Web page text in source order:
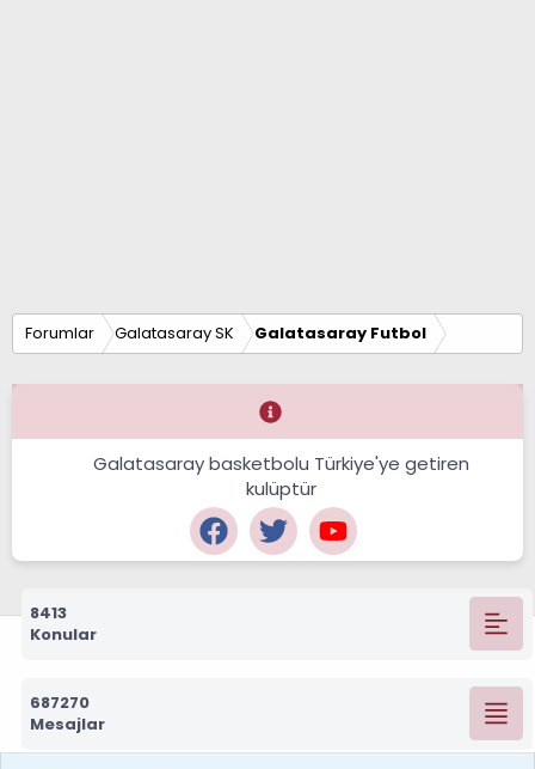
Forumlar Galatasaray SK Galatasaray Futbol
Galatasaray basketbolu Türkiye'ye getiren
kulüptür
8413
Konular
687270
Mesajlar